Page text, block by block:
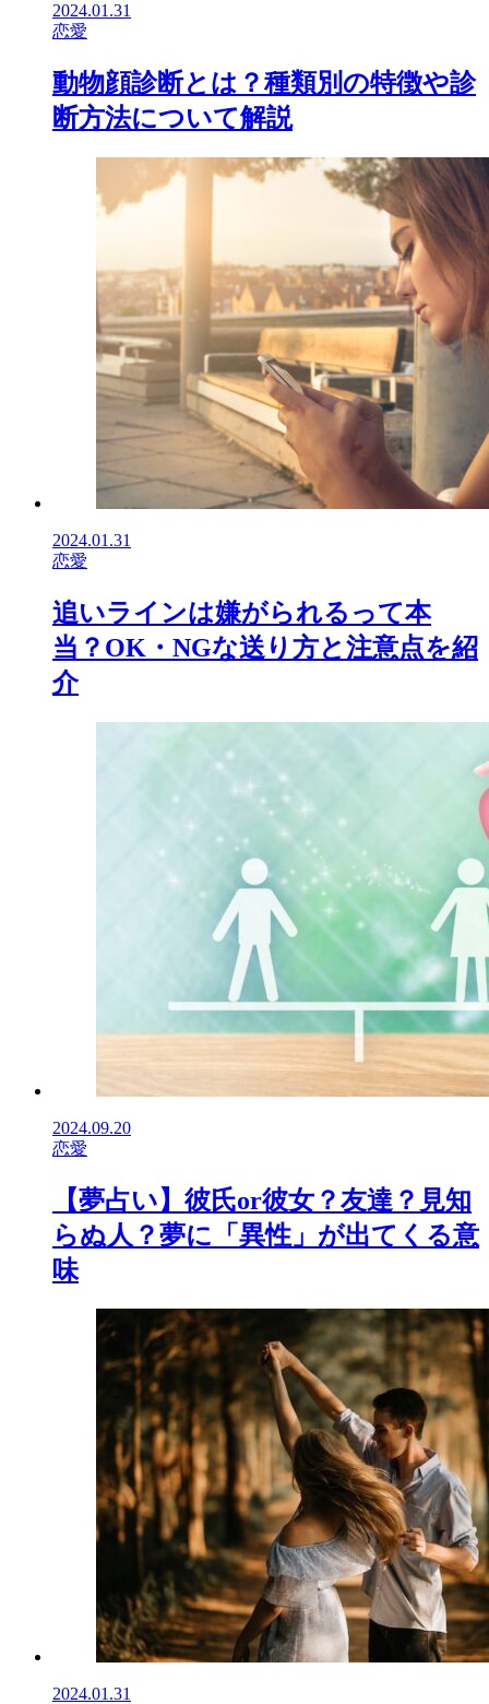
2024.01.31
恋愛
動物顔診断とは？種類別の特徴や診
断方法について解説
2024.01.31
恋愛
追いラインは嫌がられるって本
当？OK・NGな送り方と注意点を紹
介
2024.09.20
恋愛
【夢占い】彼氏or彼女？友達？見知
らぬ人？夢に「異性」が出てくる意
味
2024.01.31